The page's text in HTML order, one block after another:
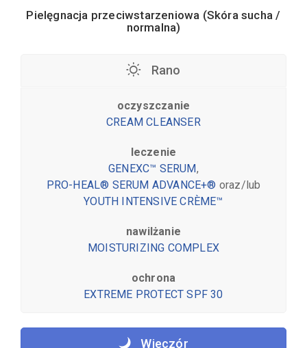
Pielęgnacja przeciwstarzeniowa (Skóra sucha /
normalna)
Rano
oczyszczanie
CREAM CLEANSER
leczenie
GENEXC™ SERUM,
PRO-HEAL® SERUM ADVANCE+® oraz/lub
YOUTH INTENSIVE CRÈME™
nawilżanie
MOISTURIZING COMPLEX
ochrona
EXTREME PROTECT SPF 30
Wieczór